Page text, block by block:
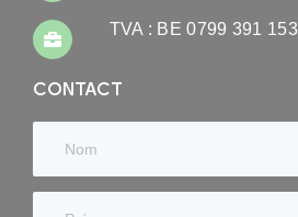
TVA : BE 0799 391 153
CONTACT